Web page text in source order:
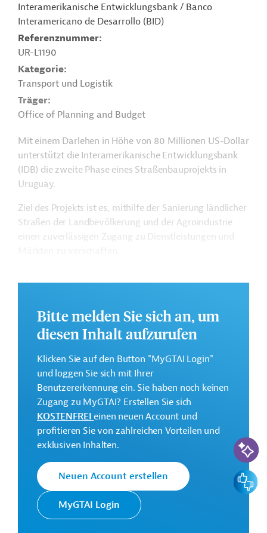
Interamerikanische Entwicklungsbank / Banco
Interamericano de Desarrollo (BID)
Referenznummer
UR-L1190
Kategorie
Transport und Logistik
Träger
Office of Planning and Budget
Mit einem Darlehen in Höhe von 80 Millionen US-Dollar
unterstützt die Interamerikanische Entwicklungsbank
(IDB) die zweite Phase eines Straßenbauprojekts in
Uruguay.
Ziel des Projekts ist es, mithilfe der Sanierung ländlicher
Straßen der Landbevölkerung und der Agroindustrie
einen zuverlässigen Zugang zu Dienstleistungen und
Gesamtkosten:
100 Millionen US-Dollar
Geberbeitrag:
80 Millionen US-Dollar (Darlehen)
Kontaktadressen
Interamerikanische
Entwicklungsbank
(IDB)
Die IDB ist die wichtigste
multilaterale
Finanzierungsinstitution für
Entwicklungsprojekte in der
Region Lateinamerika und
Bitte melden Sie sich an, um
diesen Inhalt aufzurufen
Klicken Sie auf den Button "MyGTAI Login"
und loggen Sie sich mit Ihrer
Benutzererkennung ein. Sie haben noch keinen
Zugang zu MyGTAI? Erstellen Sie sich
KOSTENFREIeinen neuen Account und
profitieren Sie von zahlreichen Vorteilen und
exklusiven Inhalten.
Neuen Account erstellen
MyGTAI Login
KI-